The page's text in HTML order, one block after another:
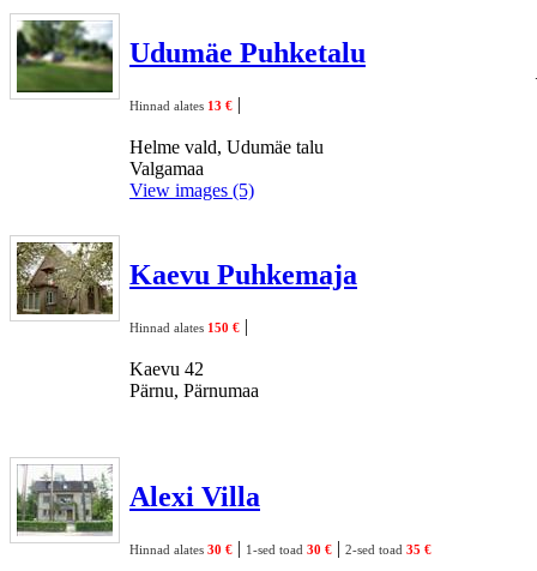
Udumäe Puhketalu
Hinnad alates 13 € |
Helme vald, Udumäe talu
Valgamaa
View images (5)
Kaevu Puhkemaja
Hinnad alates 150 € |
Kaevu 42
Pärnu, Pärnumaa
Alexi Villa
Hinnad alates 30 € | 1-sed toad 30 € | 2-sed toad 35 €